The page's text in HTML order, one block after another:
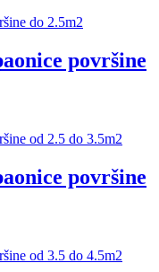
površine
površine